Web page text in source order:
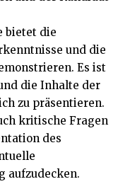
bietet die
und die
Es ist
die Inhalte der
zu präsentieren.
kritische Fragen
des
aufzudecken.